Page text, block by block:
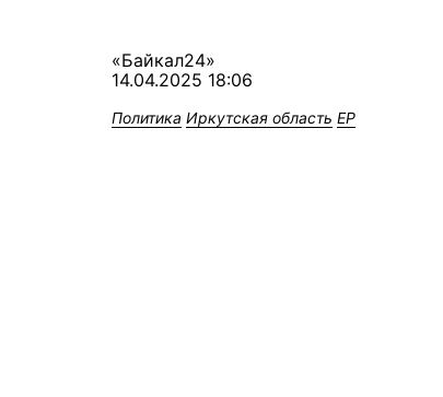
«Байкал24»
14.04.2025 18:06
Политика Иркутская область ЕР